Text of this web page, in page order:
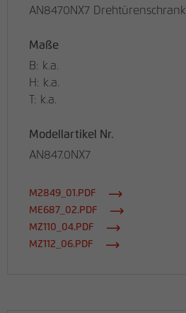
AN8470NX7 Drehtürenschrank
Maße
B: k.a.
H: k.a.
T: k.a.
Modellartikel Nr.
AN847.0NX7
M2849_01.PDF
ME687_02.PDF
MZ110_04.PDF
MZ112_06.PDF